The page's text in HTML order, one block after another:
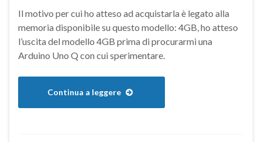
Il motivo per cui ho atteso ad acquistarla è legato alla
memoria disponibile su questo modello: 4GB, ho atteso
l’uscita del modello 4GB prima di procurarmi una
Arduino Uno Q con cui sperimentare.
Continua a leggere